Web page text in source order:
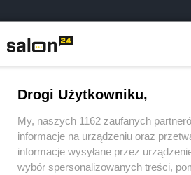
Drogi Użytkowniku,
My, naszych 1162 zaufanych
informacje na urządzeniu oraz
informacje wysyłane przez
wybór spersonalizowanych treści,